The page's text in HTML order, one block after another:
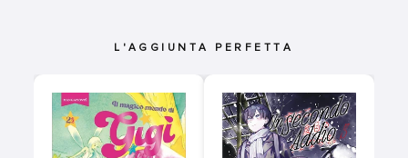
L'AGGIUNTA PERFETTA